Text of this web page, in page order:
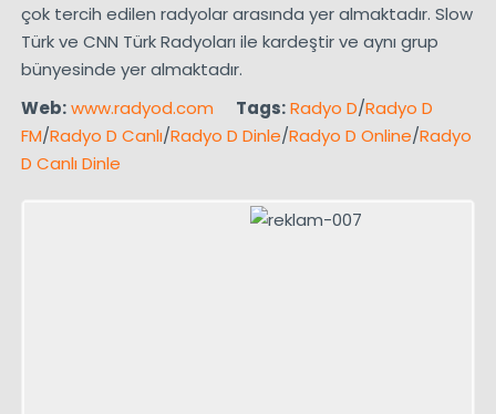
çok tercih edilen radyolar arasında yer almaktadır. Slow
Türk ve CNN Türk Radyoları ile kardeştir ve aynı grup
bünyesinde yer almaktadır.
Web:www.radyod.com Tags:Radyo D/Radyo D
FM/Radyo D Canlı/Radyo D Dinle/Radyo D Online/Radyo
D Canlı Dinle